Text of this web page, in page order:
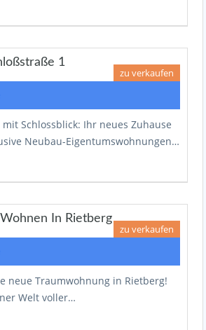
1
zu verkaufen
Schlossblick: Ihr neues Zuhause
Neubau-Eigentumswohnungen…
In Rietberg
zu verkaufen
neue Traumwohnung in Rietberg!
Welt voller…